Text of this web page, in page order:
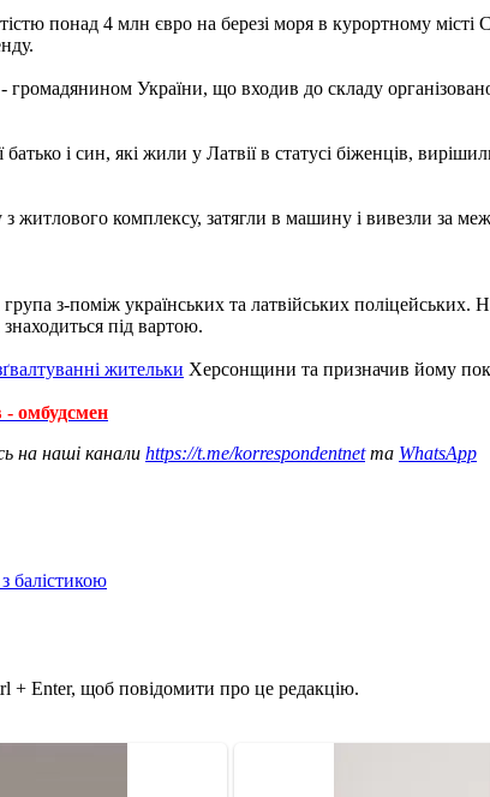
понад 4 млн євро на березі моря в курортному місті
України, що входив до складу
і син, які жили у Латвії в статусі біженців,
комплексу, затягли в машину і вивезли за
з-поміж українських та латвійських поліцейських.
під вартою.
жительки Херсонщини та призначив йому
- омбудсмен
на наші канали https://t.me/korrespondentnetта WhatsApp
балістикою
+ Enter, щоб повідомити про це редакцію.